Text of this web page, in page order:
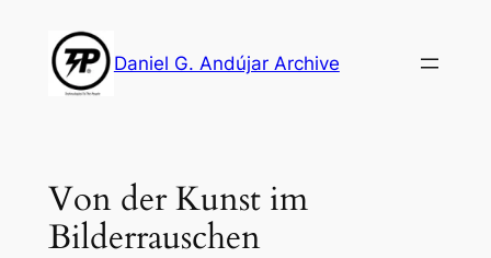
content
Daniel G. Andújar Archive
Von der Kunst im
Bilderrauschen